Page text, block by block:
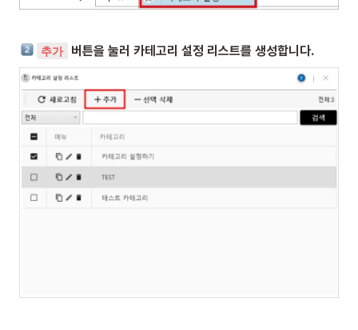
추가 버튼을 눌러 카테고리 설정 리스트를 생성합니다.